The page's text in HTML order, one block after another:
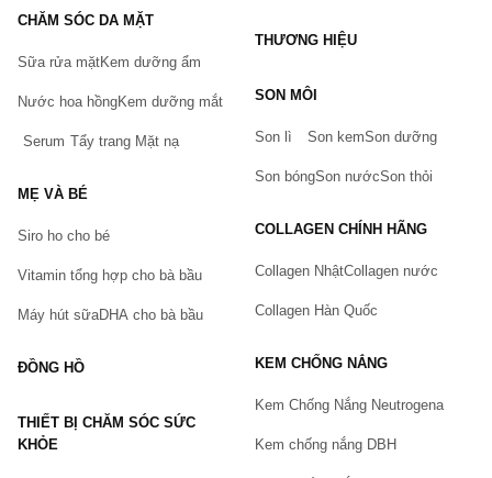
Hãy báo lỗi cho chúng tôi. Hoặc gọi cho chúng tôi qua số
Vấn đề
CHĂM SÓC DA MẶT
Sữa rửa mặtKem dưỡng ẩm
Nước hoa hồngKem dưỡng mắt
Serum Tẩy trang Mặt nạ
MẸ VÀ BÉ
Siro ho cho bé
Vitamin tổng hợp cho bà bầu
Máy hút sữaDHA cho bà bầu
ĐỒNG HỒ
THIẾT BỊ CHĂM SÓC SỨC
KHỎE
THƯƠNG HIỆU
SON MÔI
Son lì Son kemSon dưỡng
Son bóngSon nướcSon thỏi
COLLAGEN CHÍNH HÃNG
Collagen NhậtCollagen nước
Collagen Hàn Quốc
KEM CHỐNG NẮNG
Kem Chống Nắng Neutrogena
Kem chống nắng DBH